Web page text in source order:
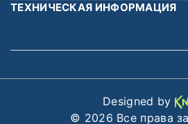
ТЕХНИЧЕСКАЯ ИНФОРМАЦИЯ
Designed by
© 2026 Все права